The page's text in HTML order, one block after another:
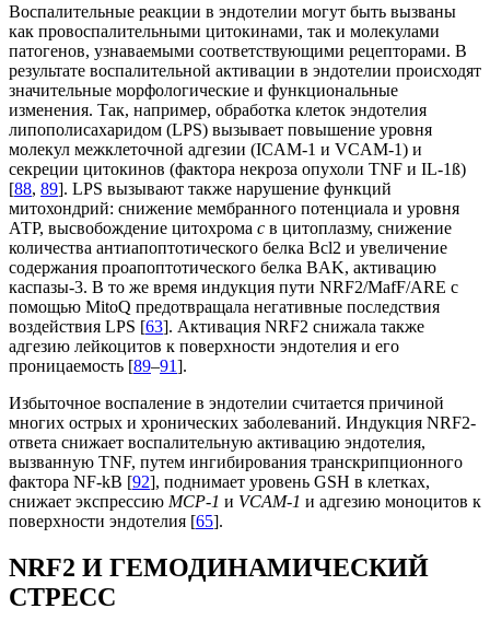
Воспалительные реакции в эндотелии могут быть вызваны
как провоспалительными цитокинами, так и молекулами
патогенов, узнаваемыми соответствующими рецепторами. В
результате воспалительной активации в эндотелии происходят
значительные морфологические и функциональные
изменения. Так, например, обработка клеток эндотелия
липополисахаридом (LPS) вызывает повышение уровня
молекул межклеточной адгезии (ICAM-1 и VCAM-1) и
секреции цитокинов (фактора некроза опухоли TNF и IL-1ß)
[88, 89]. LPS вызывают также нарушение функций
митохондрий: снижение мембранного потенциала и уровня
АТP, высвобождение цитохрома c в цитоплазму, снижение
количества антиапоптотического белка Bcl2 и увеличение
содержания проапоптотического белка BAK, активацию
каспазы-3. В то же время индукция пути NRF2/MafF/ARE с
помощью MitoQ предотвращала негативные последствия
воздействия LPS [63]. Активация NRF2 снижала также
адгезию лейкоцитов к поверхности эндотелия и его
проницаемость [89–91].
Избыточное воспаление в эндотелии считается причиной
многих острых и хронических заболеваний. Индукция NRF2-
ответа снижает воспалительную активацию эндотелия,
вызванную TNF, путем ингибирования транскрипционного
фактора NF-kB [92], поднимает уровень GSH в клетках,
снижает экспрессию MCP-1 и VCAM-1 и адгезию моноцитов к
поверхности эндотелия [65].
NRF2 И ГЕМОДИНАМИЧЕСКИЙ
СТРЕСС